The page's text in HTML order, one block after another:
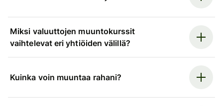
Miksi valuuttojen muuntokurssit
vaihtelevat eri yhtiöiden välillä?
Kuinka voin muuntaa rahani?